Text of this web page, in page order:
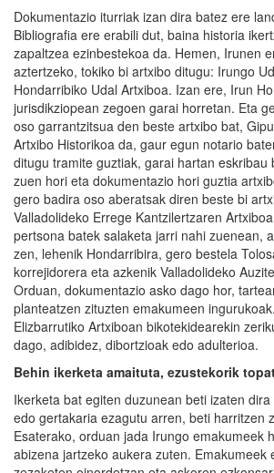
Dokumentazio iturriak izan dira batez ere
Bibliografia ere erabili dut, baina historia
zapaltzea ezinbestekoa da. Hemen, Irunen
aztertzeko, tokiko bi artxibo ditugu: Irungo
Hondarribiko Udal Artxiboa. Izan ere, Irun
jurisdikziopean zegoen garai horretan. Eta
oso garrantzitsua den beste artxibo bat,
Artxibo Historikoa da, gaur egun notario
ditugu tramite guztiak, garai hartan eskribau
zuen hori eta dokumentazio hori guztia
gero badira oso aberatsak diren beste bi
Valladolideko Errege Kantzilertzaren
pertsona batek salaketa jarri nahi zuenean,
zen, lehenik Hondarribira, gero bestela
korrejidorera eta azkenik Valladolideko
Orduan, dokumentazio asko dago hor,
planteatzen zituzten emakumeen
Elizbarrutiko Artxiboan bikotekidearekin
dago, adibidez, dibortzioak edo adulterioa.
Behin ikerketa amaituta, ezustekorik
Ikerketa bat egiten duzunean beti izaten
edo gertakaria ezagutu arren, beti harritzen
Esaterako, orduan jada Irungo emakumeek
abizena jartzeko aukera zuten. Emakumeek